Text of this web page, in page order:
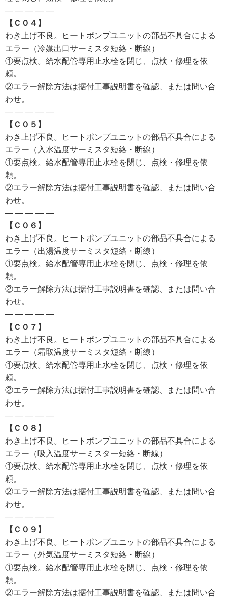
— — — — —
【Ｃ０４】
わき上げ不良。ヒートポンプユニットの部品不具合による
エラー（冷媒出口サーミスタ短絡・断線）
①要点検。給水配管専用止水栓を閉じ、点検・修理を依
頼。
②エラー解除方法は据付工事説明書を確認、または問い合
わせ。
— — — — —
【Ｃ０５】
わき上げ不良。ヒートポンプユニットの部品不具合による
エラー（入水温度サーミスタ短絡・断線）
①要点検。給水配管専用止水栓を閉じ、点検・修理を依
頼。
②エラー解除方法は据付工事説明書を確認、または問い合
わせ。
— — — — —
【Ｃ０６】
わき上げ不良。ヒートポンプユニットの部品不具合による
エラー（出湯温度サーミスタ短絡・断線）
①要点検。給水配管専用止水栓を閉じ、点検・修理を依
頼。
②エラー解除方法は据付工事説明書を確認、または問い合
わせ。
— — — — —
【Ｃ０７】
わき上げ不良。ヒートポンプユニットの部品不具合による
エラー（霜取温度サーミスタ短絡・断線）
①要点検。給水配管専用止水栓を閉じ、点検・修理を依
頼。
②エラー解除方法は据付工事説明書を確認、または問い合
わせ。
— — — — —
【Ｃ０８】
わき上げ不良。ヒートポンプユニットの部品不具合による
エラー（吸入温度サーミスター短絡・断線）
①要点検。給水配管専用止水栓を閉じ、点検・修理を依
頼。
②エラー解除方法は据付工事説明書を確認、または問い合
わせ。
— — — — —
【Ｃ０９】
わき上げ不良。ヒートポンプユニットの部品不具合による
エラー（外気温度サーミスタ短絡・断線）
①要点検。給水配管専用止水栓を閉じ、点検・修理を依
頼。
②エラー解除方法は据付工事説明書を確認、または問い合